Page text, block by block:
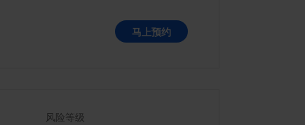
马上预约
风险等级